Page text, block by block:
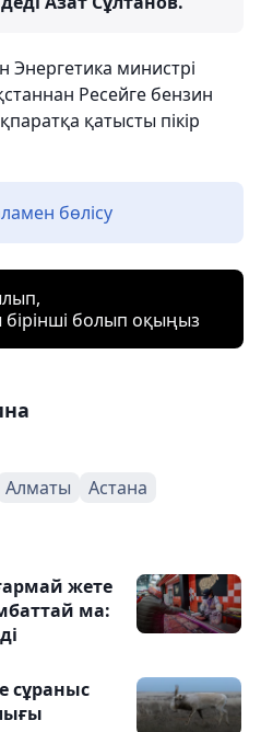
Энергетика министрі
Ресейге бензин
қатысты пікір
бөлісу
болып оқыңыз
Алматы Астана
жете
ма:
сұраныс